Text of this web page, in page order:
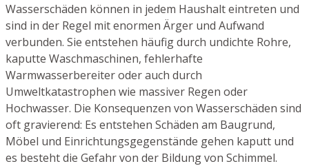
Wasserschäden können in jedem Haushalt eintreten und
sind in der Regel mit enormen Ärger und Aufwand
verbunden. Sie entstehen häufig durch undichte Rohre,
kaputte Waschmaschinen, fehlerhafte
Warmwasserbereiter oder auch durch
Umweltkatastrophen wie massiver Regen oder
Hochwasser. Die Konsequenzen von Wasserschäden sind
oft gravierend: Es entstehen Schäden am Baugrund,
Möbel und Einrichtungsgegenstände gehen kaputt und
es besteht die Gefahr von der Bildung von Schimmel.